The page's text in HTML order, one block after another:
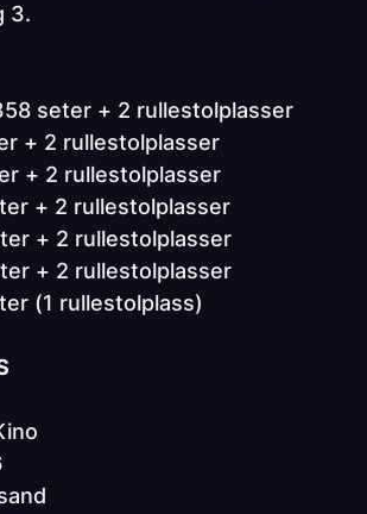
3.
seter + 2 rullestolplasser
+ 2 rullestolplasser
+ 2 rullestolplasser
+ 2 rullestolplasser
+ 2 rullestolplasser
+ 2 rullestolplasser
(1 rullestolplass)